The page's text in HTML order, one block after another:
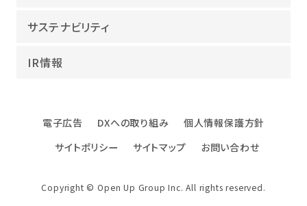
海外領域
教育・人材紹介
沿革
役員紹介
エンジニアデータ
DXへの取り組み
ファクトブック
当社グループのパーパス
幸せな仕事総合研究所
エンジニアインタビュー
サステナビリティ
IR情報
電子広告 DXへの取り組み
個人情報保護方針
サイトポリシー
サイトマップ お問い合わせ
Copyright © Open Up Group Inc. All rights reserved.